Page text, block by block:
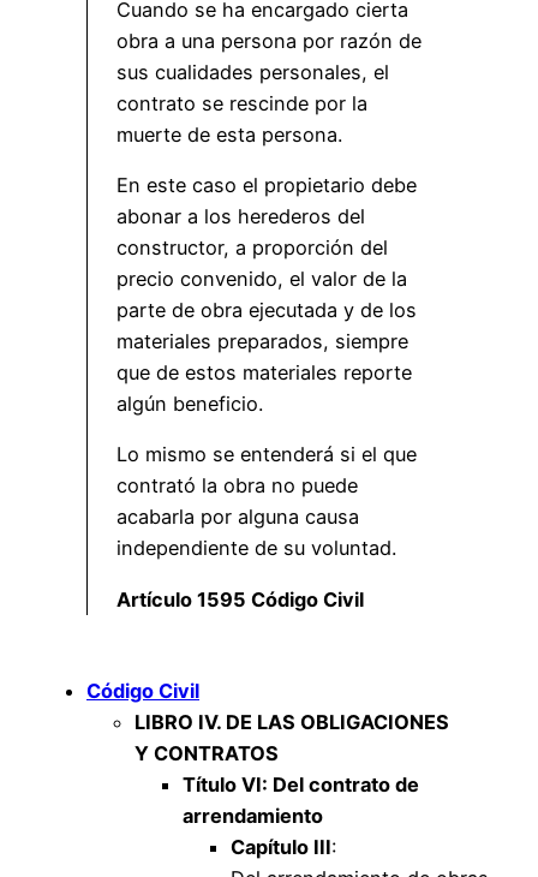
Cuando se ha encargado cierta
obra a una persona por razón de
sus cualidades personales, el
contrato se rescinde por la
muerte de esta persona.
En este caso el propietario debe
abonar a los herederos del
constructor, a proporción del
precio convenido, el valor de la
parte de obra ejecutada y de los
materiales preparados, siempre
que de estos materiales reporte
algún beneficio.
Lo mismo se entenderá si el que
contrató la obra no puede
acabarla por alguna causa
independiente de su voluntad.
Artículo 1595 Código Civil
Código Civil
LIBRO IV. DE LAS OBLIGACIONES
Y CONTRATOS
Título VI: Del contrato de
arrendamiento
Capítulo III: